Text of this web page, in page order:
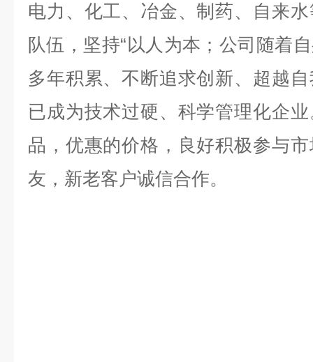
电力、化工、冶金、制药、自来
队伍 ， 坚持“以人为本；公司随着
多年积累、不断追求创新、超越
已成为技术过硬、科学管理化企
品，优惠的价格，良好积极参与
友，新老客户诚信合作。